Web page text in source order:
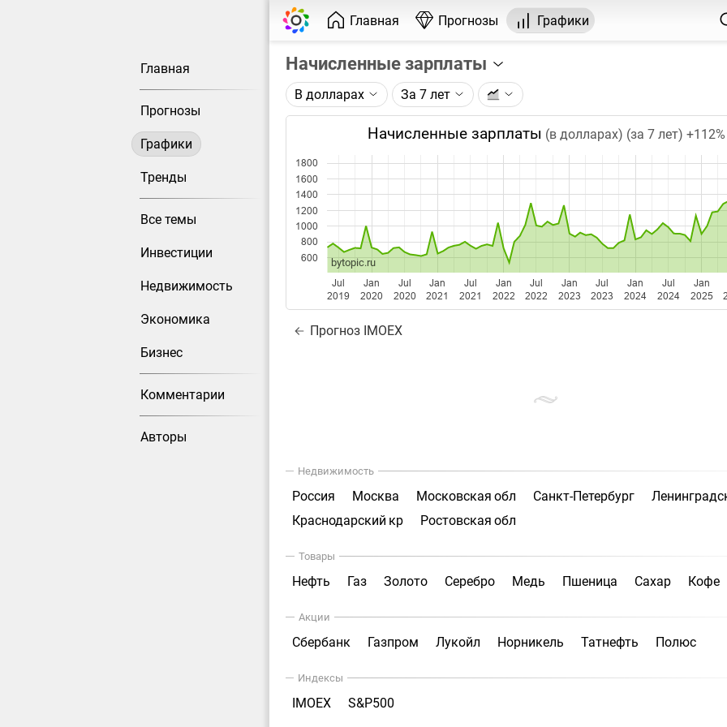
Главная Прогнозы Графики
Главная
Прогнозы
Графики
Тренды
Все темы
Инвестиции
Недвижимость
Экономика
Бизнес
Комментарии
Авторы
Начисленные зарплаты
Описание графика:
Среднемесячная номинальная начисленная заработная плата (ФОТ)
работников в целом по экономике по данным Росстата.
Каждая точка на графике - среднее значение за месяц. Таймфрейм
меняется при изменении глубины графика.
Данные добавляются ежемесячно после официальной публикации
В долларах За 7 лет
Начисленные зарплаты (в долларах) (за 7 лет) +112%
Jan
2020
Jan
2021
Jan
2022
Jan
2023
Jan
2024
Jan
2025
Jul
2019
Jul
2020
Jul
2021
Jul
2022
Jul
2023
Jul
2024
600
800
1000
1200
1400
1600
1800
bytopic.ru
Прогноз IMOEX
Недвижимость
Россия Москва Московская обл Санкт-Петербург
Краснодарский кр
Ростовская обл
Товары
Нефть Газ Золото Серебро Медь Пшеница Сахар Кофе
Акции
Сбербанк Газпром Лукойл Норникель Татнефть Полюс
Индексы
IMOEX S&P500